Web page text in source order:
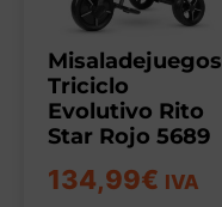
Misaladejuegos
Triciclo
Evolutivo Rito
Star Rojo 5689
134,99€ IVA